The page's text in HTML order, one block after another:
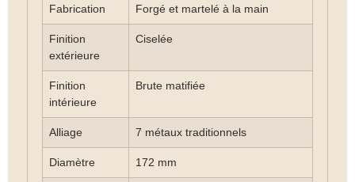
Fabrication Forgé et martelé à la main
Finition
extérieure
Ciselée
Finition
intérieure
Brute matifiée
Alliage 7 métaux traditionnels
Diamètre 172 mm